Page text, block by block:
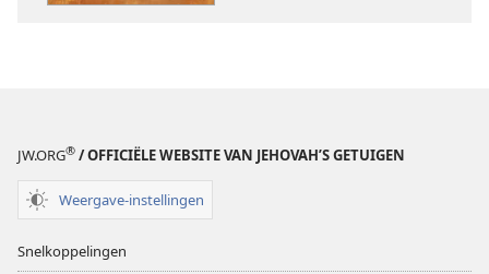
JW.ORG® / OFFICIËLE WEBSITE VAN JEHOVAH’S GETUIGEN
Weergave-instellingen
Snelkoppelingen